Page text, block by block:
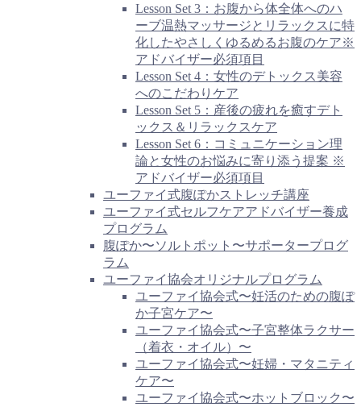
Lesson Set 3：お腹から体全体へのハ
ーブ温熱マッサージとリラックスに特
化したやさしくゆるめるお腹のケア※
アドバイザー必須項目
Lesson Set 4：女性のデトックス美容
へのこだわりケア
Lesson Set 5：産後の疲れを癒すデト
ックス＆リラックスケア
Lesson Set 6：コミュニケーション理
論と女性のお悩みに寄り添う提案 ※
アドバイザー必須項目
ユーファイ式腹ぽかストレッチ講座
ユーファイ式セルフケアアドバイザー養成
プログラム
腹ぽか〜ソルトポット〜サポータープログ
ラム
ユーファイ協会オリジナルプログラム
ユーファイ協会式〜妊活のための腹ぽ
か子宮ケア〜
ユーファイ協会式〜子宮整体ラクサー
（着衣・オイル）〜
ユーファイ協会式〜妊婦・マタニティ
ケア〜
ユーファイ協会式〜ホットブロック〜